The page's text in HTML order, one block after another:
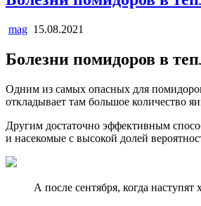
mag 15.08.2021
Болезни помидоров в
Одним из самых опасных для
откладывает там большое количество
Другим достаточно эффективным
и насекомые с высокой долей
А после сентября, когда